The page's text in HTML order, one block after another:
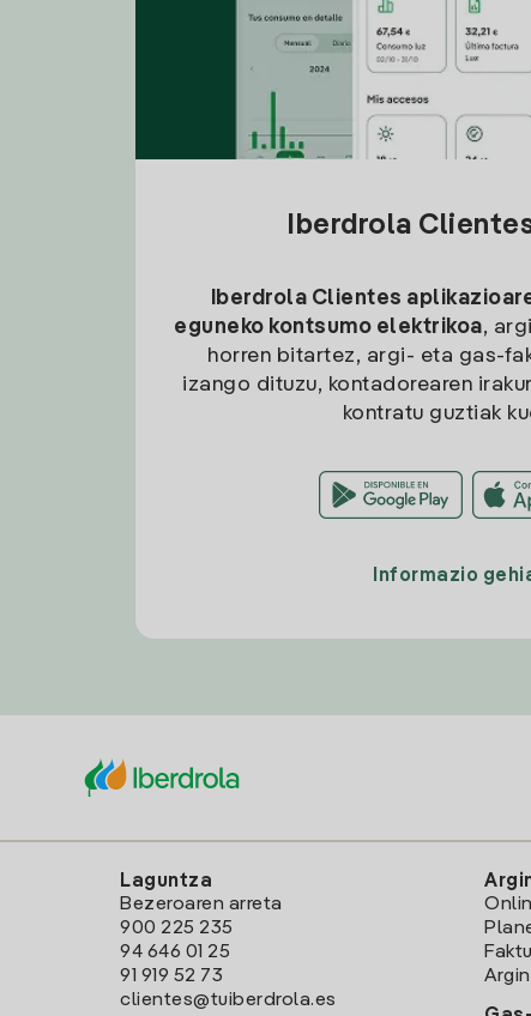
Iberdrola
Iberdrola Clientes
eguneko kontsumo elektrikoa,
horren bitartez, argi- eta gas-
izango dituzu, kontadorearen
kontratu guztiak
Informazio
Laguntza
Bezeroaren arreta
900 225 235
94 646 01 25
91 919 52 73
clientes@tuiberdrola.es